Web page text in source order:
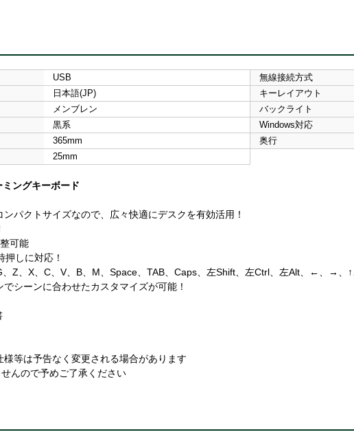
USB 無線接続方式
日本語(JP) キーレイアウト
メンブレン バックライト
黒系 Windows対応
365mm 奥行
25mm
ングキーボード
パクトサイズなので、広々快適にデスクを有効活用！
可能
しに対応！
、Z、X、C、V、B、M、Space、TAB、Caps、左Shift、左Ctrl、左Alt、←、→、↑
シーンに合わせたカスタマイズが可能！
等は予告なく変更される場合があります
んので予めご了承ください